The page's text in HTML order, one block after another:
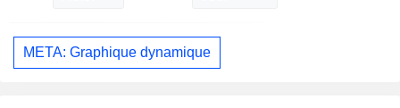
META: Graphique dynamique